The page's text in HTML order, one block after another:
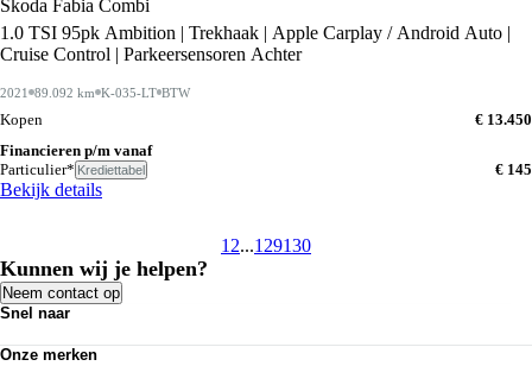
Skoda Fabia Combi
1.0 TSI 95pk Ambition | Trekhaak | Apple Carplay / Android Auto |
Cruise Control | Parkeersensoren Achter
2021 89.092 km K-035-LT BTW
Kopen
€ 13.450
Financieren p/m vanaf
Particulier* Krediettabel € 145
Bekijk details
1 2...129130
Kunnen wij je helpen?
Neem contact op
Snel naar
Bedrijfswagens
Onze merken